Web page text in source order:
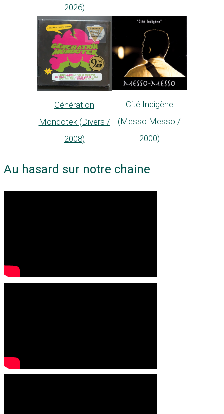
2026)
Génération
Mondotek (Divers /
2008)
Cité Indigène
(Messo Messo /
2000)
Au hasard sur notre chaine